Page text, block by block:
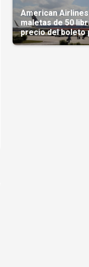
American
maletas de 50
precio del boleto
Cuba en agosto